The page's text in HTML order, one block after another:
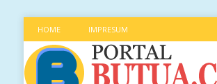
HOME IMPRESUM